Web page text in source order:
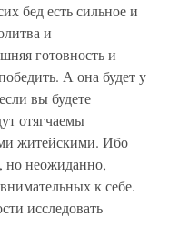
бед есть сильное и
и
готовность и
А она будет у
вы будете
отягчаемы
житейскими. Ибо
но неожиданно,
к себе.
исследовать